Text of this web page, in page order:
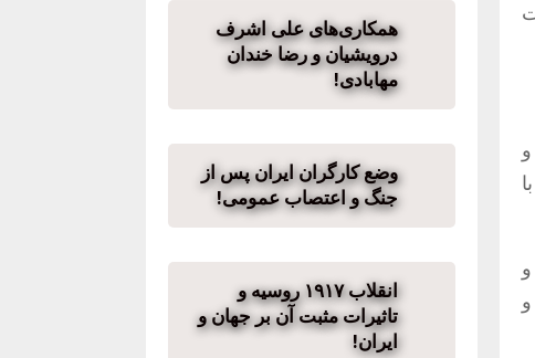
همکاری‌های علی اشرف
درویشیان و رضا خندان
مهابادی!
وضع کارگران ایران پس از
جنگ و اعتصاب عمومی!
انقلاب ۱۹۱۷ روسیه و
تاثیرات مثبت آن بر جهان و
ایران!